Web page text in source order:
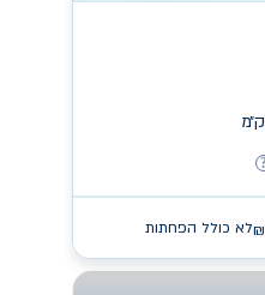
ק״מ
₪לא כולל הפחתות